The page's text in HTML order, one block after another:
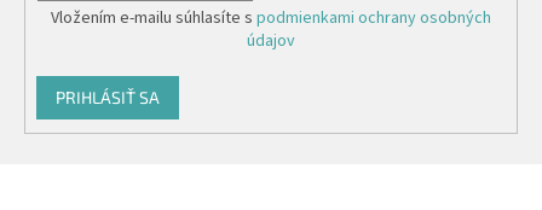
Vložením e-mailu súhlasíte s podmienkami ochrany osobných
údajov
PRIHLÁSIŤ SA